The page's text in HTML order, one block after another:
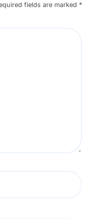
fields are marked *